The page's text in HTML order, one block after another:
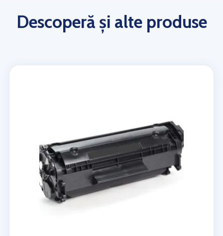
Descoperă și alte produse